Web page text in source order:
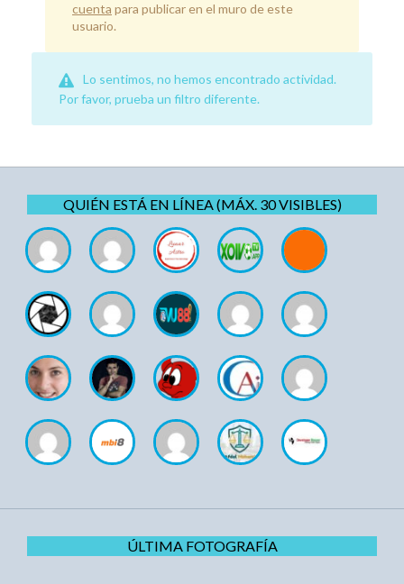
cuenta para publicar en el muro de este
usuario.
Lo sentimos, no hemos encontrado actividad.
Por favor, prueba un filtro diferente.
QUIÉN ESTÁ EN LÍNEA (MÁX. 30 VISIBLES)
ÚLTIMA FOTOGRAFÍA